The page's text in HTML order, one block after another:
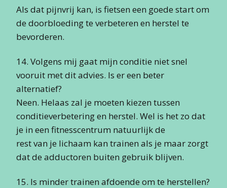
Als dat pijnvrij kan, is fietsen een goede start om
de doorbloeding te verbeteren en herstel te
bevorderen.
14. Volgens mij gaat mijn conditie niet snel
vooruit met dit advies. Is er een beter
alternatief?
Neen. Helaas zal je moeten kiezen tussen
conditieverbetering en herstel. Wel is het zo dat
je in een fitnesscentrum natuurlijk de
rest van je lichaam kan trainen als je maar zorgt
dat de adductoren buiten gebruik blijven.
15. Is minder trainen afdoende om te herstellen?